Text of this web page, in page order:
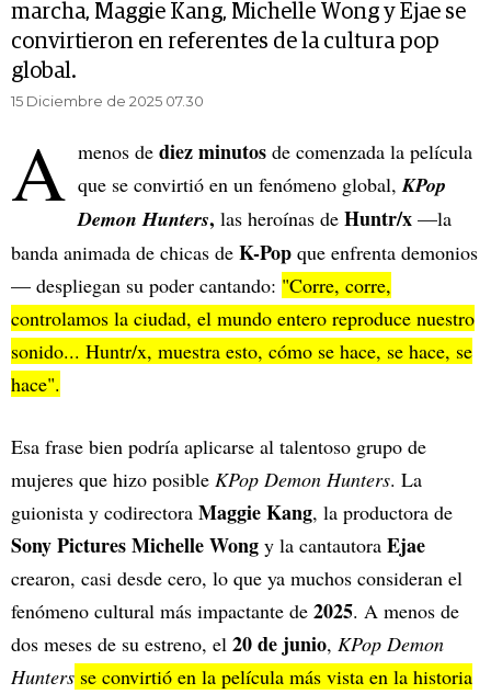
marcha, Maggie Kang, Michelle Wong y Ejae se
convirtieron en referentes de la cultura pop
global.
15 Diciembre de 2025 07.30
A menos de diez minutos de comenzada la película
que se convirtió en un fenómeno global, KPop
Demon Hunters, las heroínas de Huntr/x —la
banda animada de chicas de K-Pop que enfrenta demonios
— despliegan su poder cantando: "Corre, corre,
controlamos la ciudad, el mundo entero reproduce nuestro
sonido... Huntr/x, muestra esto, cómo se hace, se hace, se
hace".
Esa frase bien podría aplicarse al talentoso grupo de
mujeres que hizo posible KPop Demon Hunters. La
guionista y codirectora Maggie Kang, la productora de
Sony Pictures Michelle Wong y la cantautora Ejae
crearon, casi desde cero, lo que ya muchos consideran el
fenómeno cultural más impactante de 2025. A menos de
dos meses de su estreno, el 20 de junio, KPop Demon
Hunters se convirtió en la película más vista en la historia